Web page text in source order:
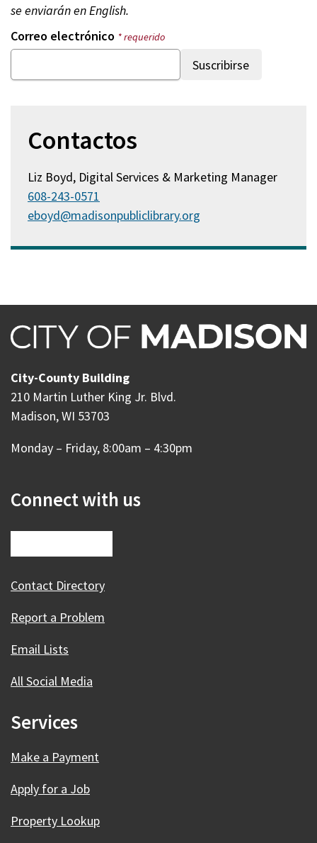
se enviarán en English.
Correo electrónico * requerido
Contactos
Liz Boyd, Digital Services & Marketing Manager
608-243-0571
eboyd@madisonpubliclibrary.org
City-County Building
210 Martin Luther King Jr. Blvd.
Madison, WI 53703
Monday – Friday, 8:00am – 4:30pm
Connect with us
Contact Directory
Report a Problem
Email Lists
All Social Media
Services
Make a Payment
Apply for a Job
Property Lookup